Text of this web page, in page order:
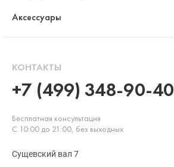
Аксессуары
КОНТАКТЫ
+7 (499) 348-90-40
Бесплатная консультация
С 10:00 до 21:00, без выходных
Сущевский вал 7